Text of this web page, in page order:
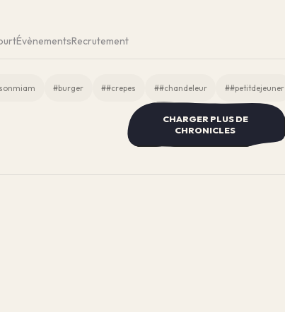
ÉvènementsRecrutement
#burger ##crepes ##chandeleur ##petitdejeuner
CHARGER PLUS DE
CHRONICLES